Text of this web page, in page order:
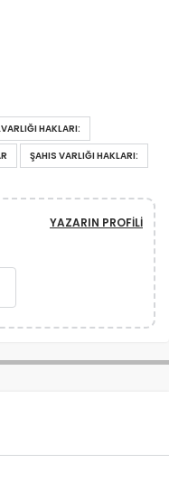
HAKLARI:
ŞAHIS VARLIĞI HAKLARI:
YAZARIN PROFILI